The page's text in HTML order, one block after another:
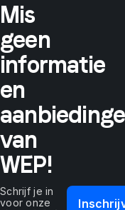
Mis
geen
informatie
en
van
WEP!
Schrijf je in
voor onze